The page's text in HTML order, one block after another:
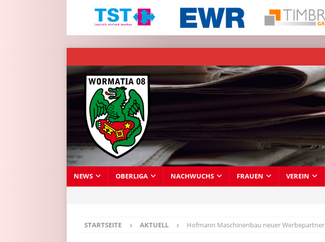
NEWS OBERLIGA NACHWUCHS FRAUEN VEREIN
STARTSEITE AKTUELL Hofmann Maschinenbau neuer Werbepartner